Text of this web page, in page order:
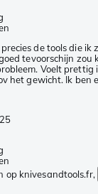
de tools die ik
tevoorschijn
Voelt prettig
het gewicht. Ik ben
op knivesandtools.fr,